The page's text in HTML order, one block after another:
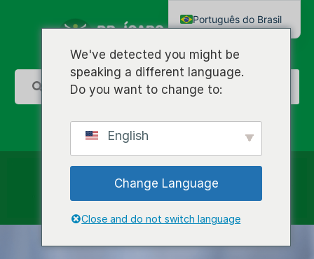
We've detected you might be
speaking a different language.
Do you want to change to:
English
Change Language
Close and do not switch language
Português do Brasil